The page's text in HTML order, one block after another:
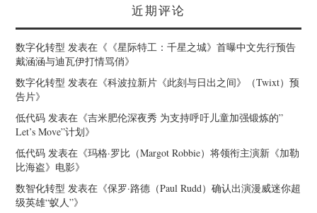
近期评论
数字化转型 发表在《 《星际特工：千星之城》首曝中文先行预告
戴涵涵与迪瓦伊打情骂俏》
数字化转型 发表在《科波拉新片《此刻与日出之间》（Twixt）预
告片》
低代码 发表在《吉米肥伦深夜秀 为支持呼吁儿童加强锻炼的”
Let’s Move”计划》
低代码 发表在《玛格·罗比（Margot Robbie）将领衔主演新《加勒
比海盗》电影》
数智化转型 发表在《保罗·路德（Paul Rudd）确认出演漫威迷你超
级英雄“蚁人”》